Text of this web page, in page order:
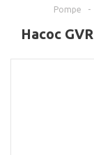
Pompe
-
Насос